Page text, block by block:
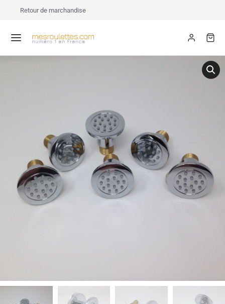
Retour de marchandise